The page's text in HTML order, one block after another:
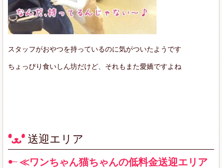
スタッフがおやつを持っているのに気がついたようです
ちょっぴり食いしん坊だけど、それもまた愛嬌ですよね
送迎エリア
≪ワンちゃん猫ちゃんの低料金送迎エリア